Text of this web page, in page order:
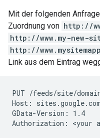
Mit der folgenden
Zuordnung von http://
http://www.my-new-
http://
Link aus dem Eintrag
PUT /feeds/site/
Host: sites.google.com
GData-Version: 1.4
Authorization: <your